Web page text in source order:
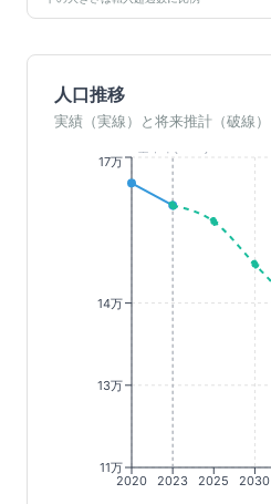
人口推移
実績（実線）と将来推計（破線）
2020 2023 2025 2030
11万
13万
14万
17万